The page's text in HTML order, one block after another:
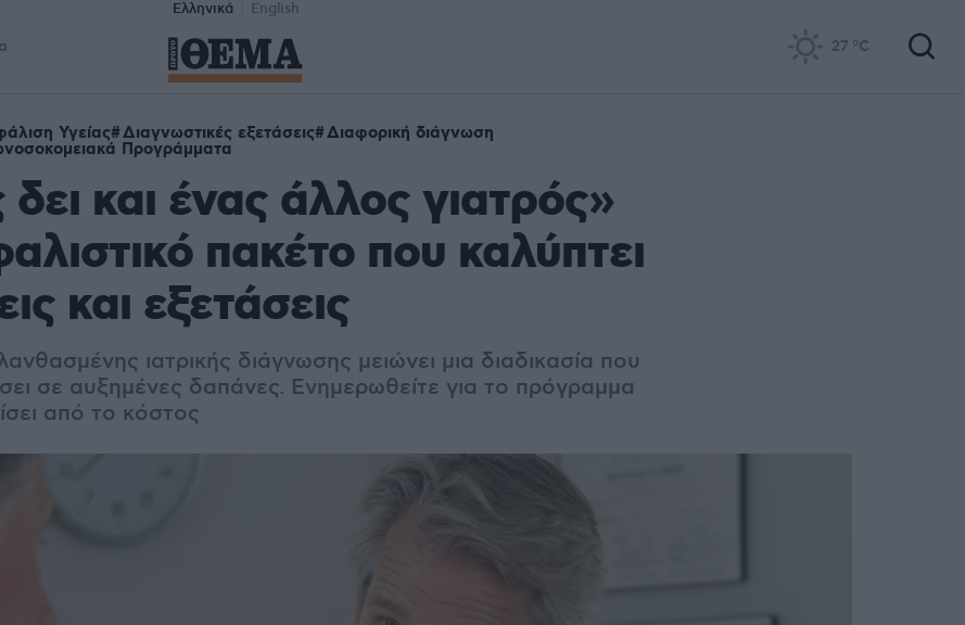
Ελληνικά English
27 °C
Υγείας Διαγνωστικές εξετάσεις Διαφορική διάγνωση
Προγράμματα
και ένας άλλος γιατρός»
πακέτο που καλύπτει
και εξετάσεις
ιατρικής διάγνωσης μειώνει μια διαδικασία που
σε αυξημένες δαπάνες. Ενημερωθείτε για το πρόγραμμα
από το κόστος